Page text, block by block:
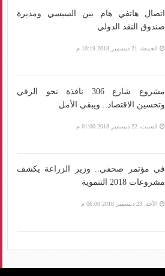
اتصال هاتفي هام بين السيسي ومديرة
صندوق النقد الدولي
الجمعة، 21 ديسمبر 2018 10:19 م
مشروع شارع 306 نافذة نحو الرقي
وتحسين الاقتصاد.. ويبقى الأمل
السبت، 22 ديسمبر 2018 01:00 م
في مؤتمر صحفي.. وزير الزراعة يكشف
مشروعات 2018 التنموية
الأحد، 23 ديسمبر 2018 06:00 م